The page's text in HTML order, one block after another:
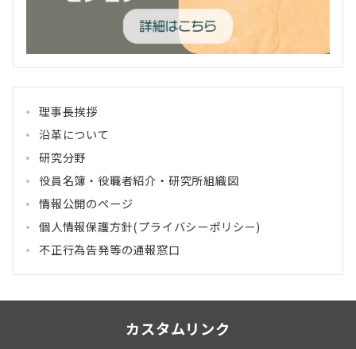
理事長挨拶
沿革について
研究分野
役員名簿・役職者紹介・研究所組織図
情報公開のページ
個人情報保護方針(プライバシーポリシー)
不正行為告発等の通報窓口
カスタムリンク